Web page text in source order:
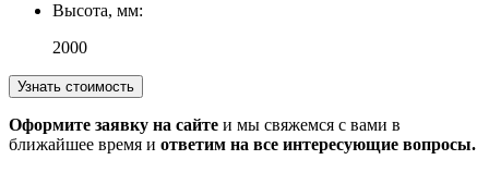
Высота, мм:
2000
Узнать стоимость
Оформите заявку на сайте и мы свяжемся с вами в
ближайшее время и ответим на все интересующие вопросы.